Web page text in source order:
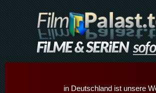
in Deutschland ist unsere